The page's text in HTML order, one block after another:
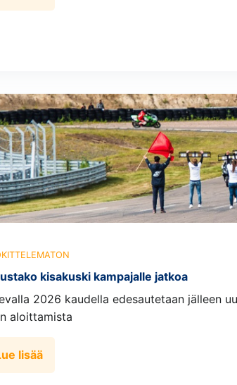
kisakuski kampajalle jatkoa
2026 kaudella edesautetaan jälleen
aloittamista
lisää